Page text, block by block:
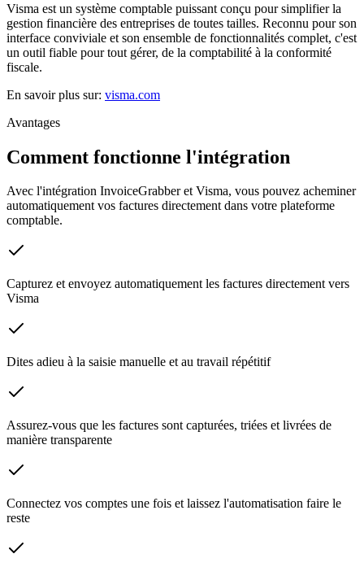
Visma est un système comptable puissant conçu pour simplifier la
gestion financière des entreprises de toutes tailles. Reconnu pour son
interface conviviale et son ensemble de fonctionnalités complet, c'est
un outil fiable pour tout gérer, de la comptabilité à la conformité
fiscale.
En savoir plus sur: visma.com
Avantages
Comment fonctionne l'intégration
Avec l'intégration InvoiceGrabber et Visma, vous pouvez acheminer
automatiquement vos factures directement dans votre plateforme
comptable.
Capturez et envoyez automatiquement les factures directement vers
Visma
Dites adieu à la saisie manuelle et au travail répétitif
Assurez-vous que les factures sont capturées, triées et livrées de
manière transparente
Connectez vos comptes une fois et laissez l'automatisation faire le
reste